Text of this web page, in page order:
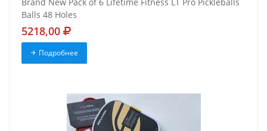
Brand New Pack of 6 Lifetime Fitness LT Pro Pickleballs
Balls 48 Holes
5218,00
Подробнее